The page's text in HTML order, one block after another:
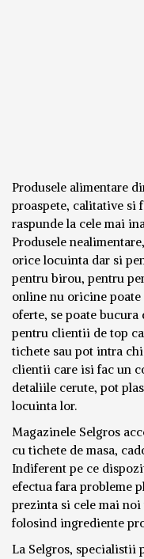
Produsele alimentare
proaspete, calitative si
raspunde la cele mai
Produsele
orice locuinta dar si
pentru birou, pentru
online nu oricine poate
oferte, se poate
pentru clientii de top
tichete sau pot intra
clientii care isi fac un
detaliile cerute, pot
locuinta lor.
Magazinele Selgros
cu tichete de masa,
Indiferent pe ce
efectua fara probleme
prezinta si cele mai noi
folosind ingrediente
La Selgros, specialistii